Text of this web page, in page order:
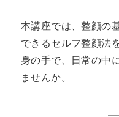
本講座では、整顔の
できるセルフ整顔法
身の手で、日常の中
ませんか。